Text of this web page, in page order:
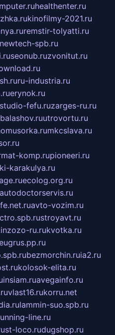
healthenter.ru
kinofilmy-2021.ru
remstir-tolyatti.ru
newtech-spb.ru
seonub.ruzvonitut.ru
ru-industria.ru
erynok.ru
fefu.ruzarges-ru.ru
utrovortu.ru
mkcslava.ru
komp.rupioneeri.ru
karakulya.ru
ecolog.org.ru
autodoctorservis.ru
avto-vozim.ru
stroyavt.ru
ru.rukvotka.ru
bezmorchin.ruia2.ru
kolosok-elita.ru
insiam.ruavegainfo.ru
vlast16.rukorru.net
lammin-suo.spb.ru
line.ru
loco.rudugshop.ru